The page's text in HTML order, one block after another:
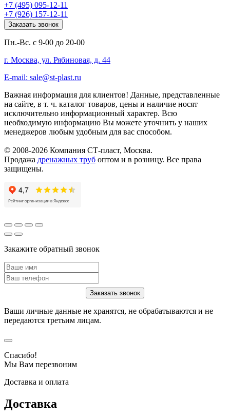
+7 (495) 095-12-11
+7 (926) 157-12-11
Заказать звонок
Пн.-Вс. с 9-00 до 20-00
г. Москва, ул. Рябиновая, д. 44
E-mail: sale@st-plast.ru
Важная информация для клиентов! Данные, представленные
на сайте, в т. ч. каталог товаров, цены и наличие носят
исключительно информационный характер. Всю
необходимую информацию Вы можете уточнить у наших
менеджеров любым удобным для вас способом.
© 2008-2026 Компания СТ-пласт, Москва.
Продажа дренажных труб оптом и в розницу. Все права
защищены.
Закажите обратный звонок
Ваши личные данные не хранятся, не обрабатываются и не
передаются третьим лицам.
Спасибо!
Мы Вам перезвоним
Доставка и оплата
Доставка